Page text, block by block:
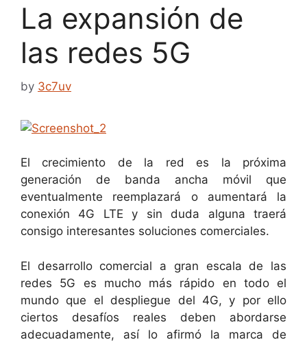
La expansión de
las redes 5G
by 3c7uv
El crecimiento de la red es la próxima
generación de banda ancha móvil que
eventualmente reemplazará o aumentará la
conexión 4G LTE y sin duda alguna traerá
consigo interesantes soluciones comerciales.
El desarrollo comercial a gran escala de las
redes 5G es mucho más rápido en todo el
mundo que el despliegue del 4G, y por ello
ciertos desafíos reales deben abordarse
adecuadamente, así lo afirmó la marca de